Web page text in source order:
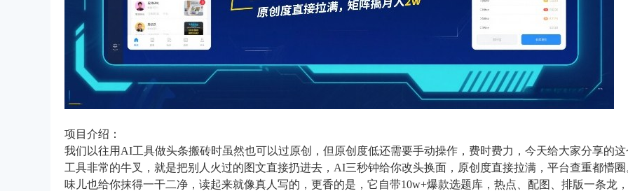
项目介绍：
我们以往用AI工具做头条搬砖时虽然也可以过原创，但原创度低还需要手动操作，费时费力，今天给大家分享的
工具非常的牛叉，就是把别人火过的图文直接扔进去，AI三秒钟给你改头换面，原创度直接拉满，平台查重都懵
味儿也给你抹得一干二净，读起来就像真人写的，更香的是，它自带10w+爆款选题库，热点、配图、排版一条龙